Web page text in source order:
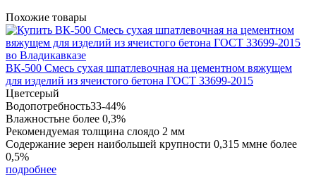
Похожие товары
ВК-500 Смесь сухая шпатлевочная на цементном вяжущем
для изделий из ячеистого бетона ГОСТ 33699-2015
Цветсерый
Водопотребность33-44%
Влажностьне более 0,3%
Рекомендуемая толщина слоядо 2 мм
Содержание зерен наибольшей крупности 0,315 ммне более
0,5%
подробнее